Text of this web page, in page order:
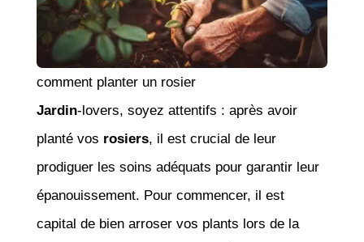
comment planter un rosier
Jardin-lovers, soyez attentifs : après avoir
planté vos rosiers, il est crucial de leur
prodiguer les soins adéquats pour garantir leur
épanouissement. Pour commencer, il est
capital de bien arroser vos plants lors de la